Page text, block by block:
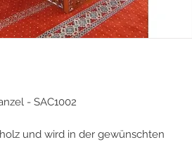
- SAC1002
und wird in der gewünschten